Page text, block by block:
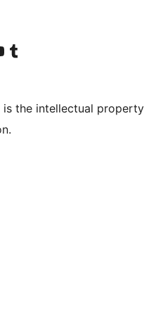
TikTok
nosa canle de YouTube
Visita a nosa conta de Tumblr
is the intellectual property